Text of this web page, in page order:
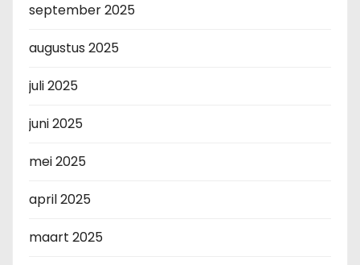
september 2025
augustus 2025
juli 2025
juni 2025
mei 2025
april 2025
maart 2025